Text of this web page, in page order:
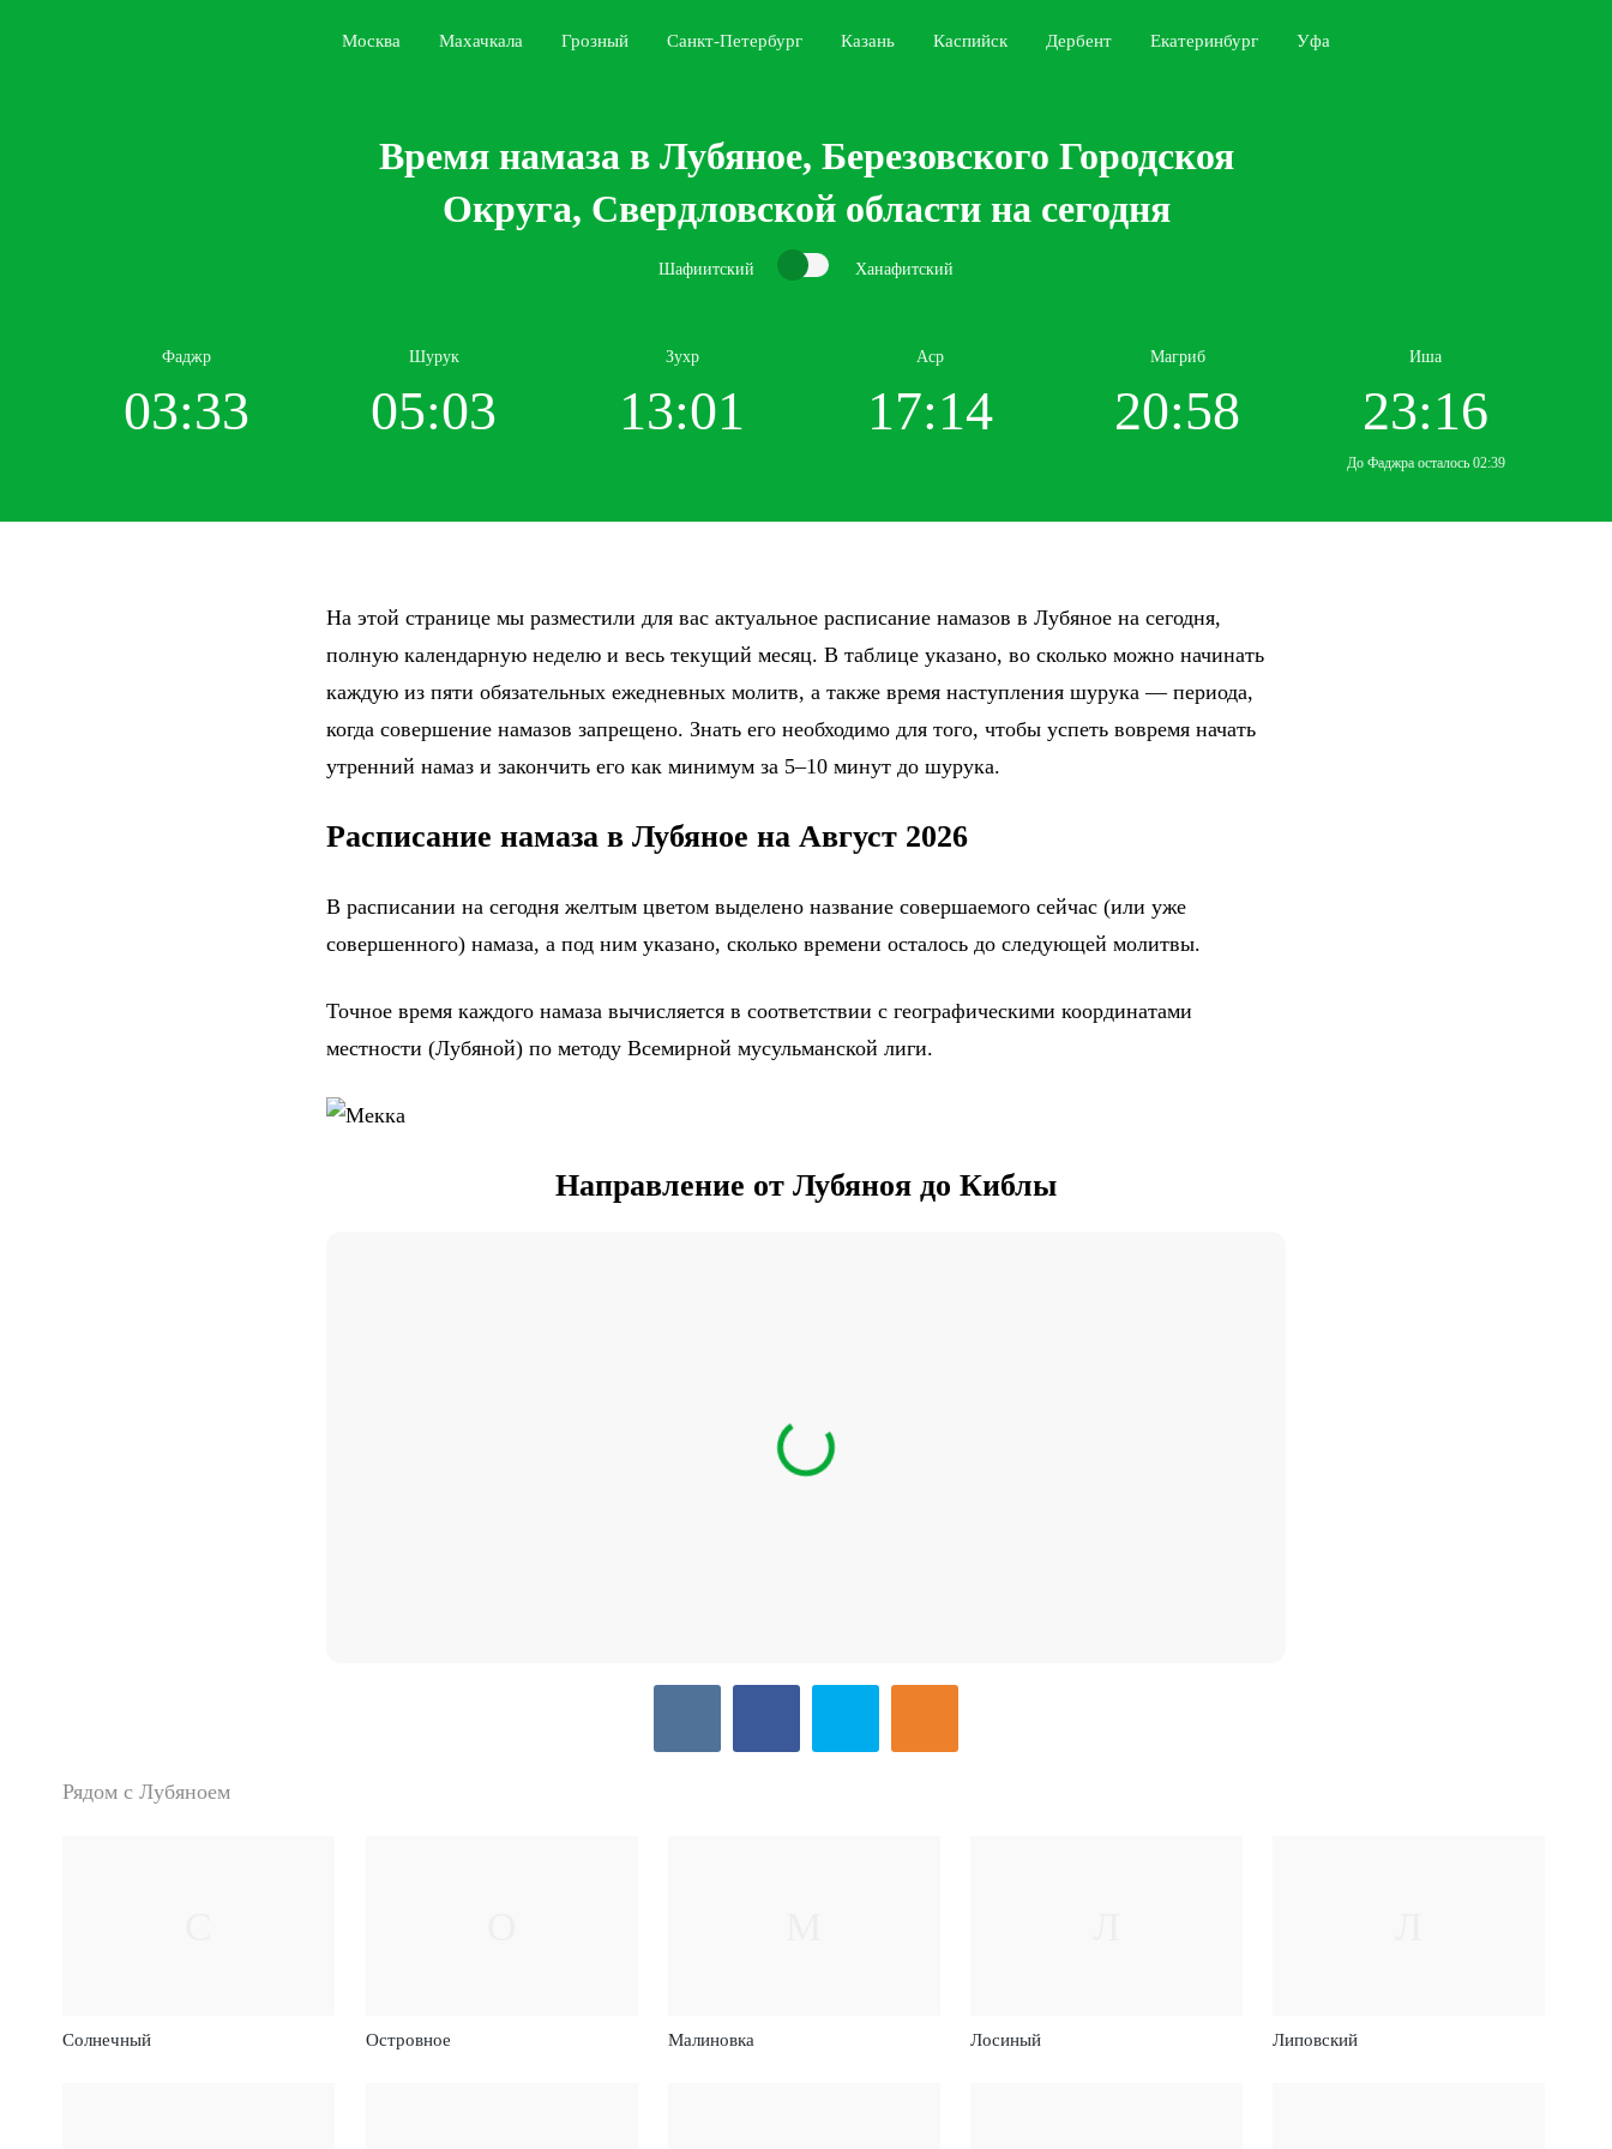
Москва Махачкала Грозный Санкт-Петербург Казань Каспийск Дербент Екатеринбург Уфа
Время намаза в Лубяное, Березовского Городскоя
Округа, Свердловской области на сегодня
Шафиитский Ханафитский
Фаджр
03:33
Шурук
05:03
Зухр
13:01
Аср
17:14
Магриб
20:58
Иша
23:16
До Фаджра осталось 02:39
На этой странице мы разместили для вас актуальное расписание намазов в Лубяное на сегодня,
полную календарную неделю и весь текущий месяц. В таблице указано, во сколько можно начинать
каждую из пяти обязательных ежедневных молитв, а также время наступления шурука — периода,
когда совершение намазов запрещено. Знать его необходимо для того, чтобы успеть вовремя начать
утренний намаз и закончить его как минимум за 5–10 минут до шурука.
Расписание намаза в Лубяное на Август 2026
В расписании на сегодня желтым цветом выделено название совершаемого сейчас (или уже
совершенного) намаза, а под ним указано, сколько времени осталось до следующей молитвы.
Точное время каждого намаза вычисляется в соответствии с географическими координатами
местности (Лубяной) по методу Всемирной мусульманской лиги.
Направление от Лубяноя до Киблы
Рядом с Лубяноем
Солнечный Островное Малиновка Лосиный Липовский